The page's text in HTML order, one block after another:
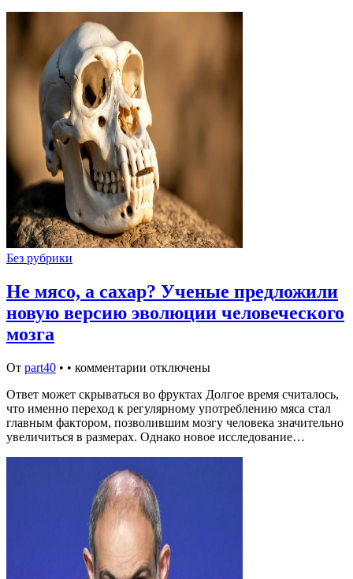
Без рубрики
Не мясо, а сахар? Ученые предложили
новую версию эволюции человеческого
мозга
От part40 • • комментарии отключены
Ответ может скрываться во фруктах Долгое время считалось,
что именно переход к регулярному употреблению мяса стал
главным фактором, позволившим мозгу человека значительно
увеличиться в размерах. Однако новое исследование…